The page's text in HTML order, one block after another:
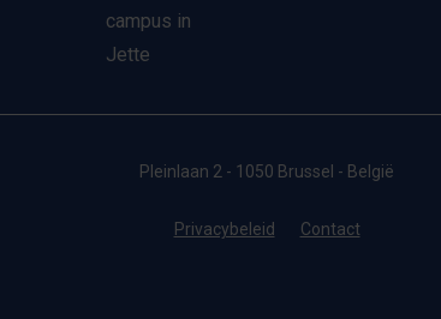
campus in
Jette
Pleinlaan 2 - 1050 Brussel - België
Privacybeleid Contact